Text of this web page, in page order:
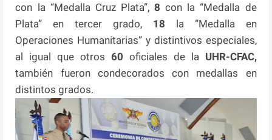
con la “Medalla Cruz Plata”,8 con la “Medalla de
Plata” en tercer grado, 18 la “Medalla en
Operaciones Humanitarias” y distintivos especiales,
al igual que otros 60 oficiales de la UHR-CFAC,
también fueron condecorados con medallas en
distintos grados.